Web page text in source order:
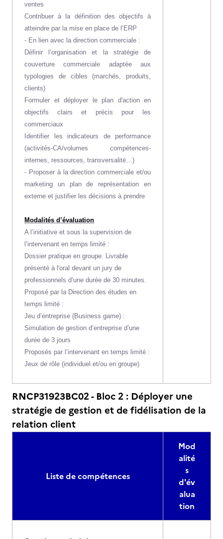
ventes
Contribuer à la définition des objectifs à
atteindre par la mise en place de l’ERP
- En lien avec la direction commerciale :
Définir l’organisation et la stratégie de
couverture commerciale adaptée aux
typologies de cibles (marchés, produits,
clients)
Formuler et déployer le plan d'action en
objectifs clairs et précis pour les
commerciaux
Identifier les indicateurs de performance
(activités-CA/volumes compétences-
internes, ressources, transversalité…)
- Proposer à la direction commerciale et/ou
marketing un plan de représentation en
externe et justifier les décisions à prendre
Modalités d’évaluation
A l’initiative et sous la supervision de
l’intervenant en temps limité :
Dossier pratique en groupe. Livrable
présenté à l'oral devant un jury de
professionnels d’une durée de 30 minutes.
Proposé par la Direction des études en
temps limité :
Jeu d’entreprise (Business game) :
Simulation de gestion d’entreprise d’une
durée de 3 jours
Proposés par l’intervenant en temps limité :
Jeux de rôle (individuel et/ou en groupe)
RNCP31923BC02 - Bloc 2 : Déployer une
stratégie de gestion et de fidélisation de la
relation client
Liste de compétences
Mod
alité
s
d'év
alua
tion